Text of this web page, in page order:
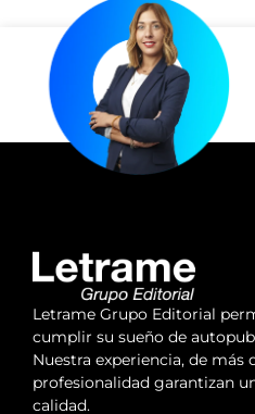
Letrame Grupo Editorial
cumplir su sueño de
Nuestra experiencia, de más
profesionalidad garantizan
calidad.